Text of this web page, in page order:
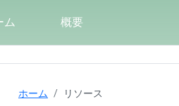
ム 概要
ホーム リソース